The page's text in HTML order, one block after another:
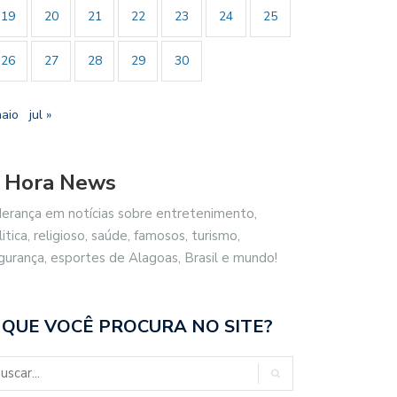
19 20 21 22 23 24 25
26 27 28 29 30
jul »
News
em notícias sobre entretenimento,
religioso, saúde, famosos, turismo,
esportes de Alagoas, Brasil e mundo!
VOCÊ PROCURA NO SITE?